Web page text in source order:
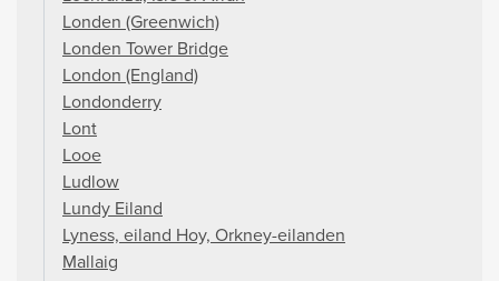
Londen (Greenwich)
Londen Tower Bridge
London (England)
Londonderry
Lont
Looe
Ludlow
Lundy Eiland
Lyness, eiland Hoy, Orkney-eilanden
Mallaig